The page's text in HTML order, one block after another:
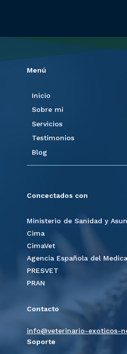
Menú
Inicio
Sobre mí
Servicios
Testimonios
Blog
Concectados con
Ministerio de Sanidad y
Cima
CimaVet
Agencia Española del
PRESVET
PRAN
Contacto
info@veterinario-exoticos-
Soporte